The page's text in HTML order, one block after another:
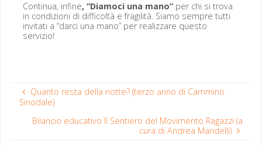
Con­tin­ua, infine, “Diamo­ci una mano”per chi si tro­va
in con­dizioni di dif­fi­coltà e fragilità. Siamo sem­pre tut­ti
invi­tati a “dar­ci una mano” per real­iz­zare questo
servizio!
Quanto resta della notte? (terzo anno di Cammino
Sinodale)
Bilancio educativo Il Sentiero del Movimento Ragazzi (a
cura di Andrea Mandelli)